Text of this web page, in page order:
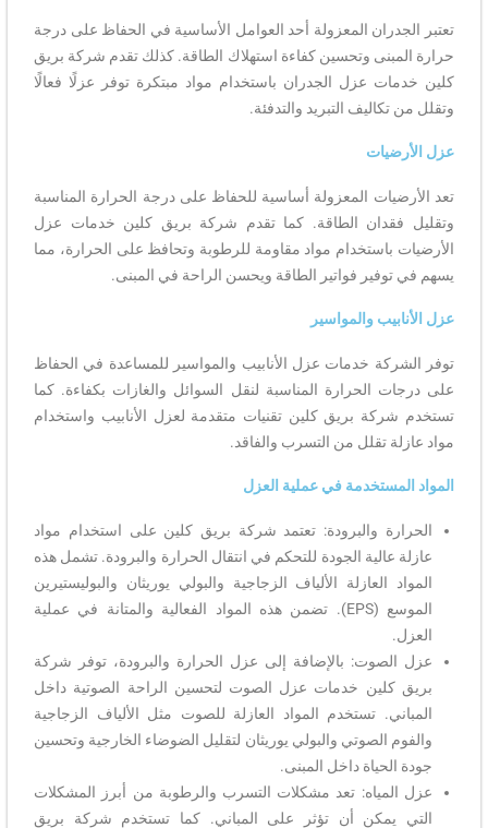
تعتبر الجدران المعزولة أحد العوامل الأساسية في الحفاظ على درجة
حرارة المبنى وتحسين كفاءة استهلاك الطاقة. كذلك تقدم شركة بريق
كلين خدمات عزل الجدران باستخدام مواد مبتكرة توفر عزلًا فعالًا
وتقلل من تكاليف التبريد والتدفئة.
عزل الأرضيات
تعد الأرضيات المعزولة أساسية للحفاظ على درجة الحرارة المناسبة
وتقليل فقدان الطاقة. كما تقدم شركة بريق كلين خدمات عزل
الأرضيات باستخدام مواد مقاومة للرطوبة وتحافظ على الحرارة، مما
يسهم في توفير فواتير الطاقة ويحسن الراحة في المبنى.
عزل الأنابيب والمواسير
توفر الشركة خدمات عزل الأنابيب والمواسير للمساعدة في الحفاظ
على درجات الحرارة المناسبة لنقل السوائل والغازات بكفاءة. كما
تستخدم شركة بريق كلين تقنيات متقدمة لعزل الأنابيب واستخدام
مواد عازلة تقلل من التسرب والفاقد.
المواد المستخدمة في عملية العزل
الحرارة والبرودة: تعتمد شركة بريق كلين على استخدام مواد
عازلة عالية الجودة للتحكم في انتقال الحرارة والبرودة. تشمل هذه
المواد العازلة الألياف الزجاجية والبولي يوريثان والبوليستيرين
الموسع (EPS). تضمن هذه المواد الفعالية والمتانة في عملية
العزل.
عزل الصوت: بالإضافة إلى عزل الحرارة والبرودة، توفر شركة
بريق كلين خدمات عزل الصوت لتحسين الراحة الصوتية داخل
المباني. تستخدم المواد العازلة للصوت مثل الألياف الزجاجية
والفوم الصوتي والبولي يوريثان لتقليل الضوضاء الخارجية وتحسين
جودة الحياة داخل المبنى.
عزل المياه: تعد مشكلات التسرب والرطوبة من أبرز المشكلات
التي يمكن أن تؤثر على المباني. كما تستخدم شركة بريق